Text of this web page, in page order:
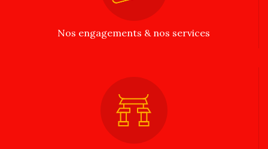
Nos engagements & nos services